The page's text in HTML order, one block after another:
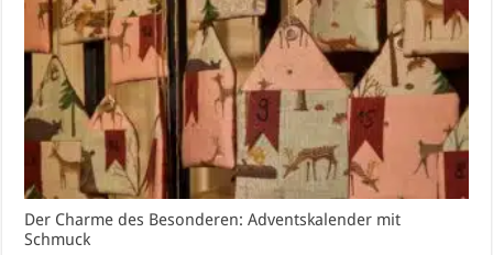
Der Charme des Besonderen: Adventskalender mit
Schmuck